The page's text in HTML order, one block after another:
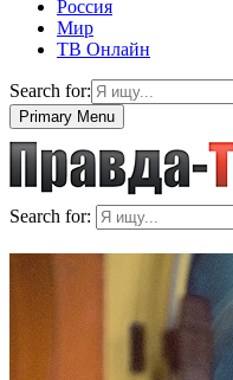
Россия
Мир
ТВ Онлайн
Search for:
Primary Menu
Search for: